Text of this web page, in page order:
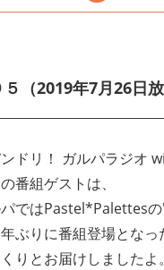
５（2019年7月26日放
ドリ！ ガルパラジオ
番組ゲストは、
ではPastel*Palettes
ぶりに番組登場とな
りとお届けしましたよ。